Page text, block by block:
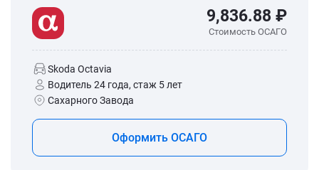
9,836.88 ₽
Стоимость ОСАГО
Skoda Octavia
Водитель 24 года, стаж 5 лет
Сахарного Завода
Оформить ОСАГО